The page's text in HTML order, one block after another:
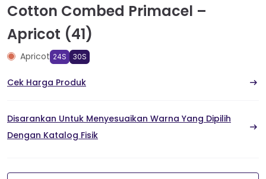
Cotton Combed Primacel –
Apricot (41)
Apricot 24S 30S
Cek Harga Produk
Disarankan Untuk Menyesuaikan Warna Yang Dipilih
Dengan Katalog Fisik